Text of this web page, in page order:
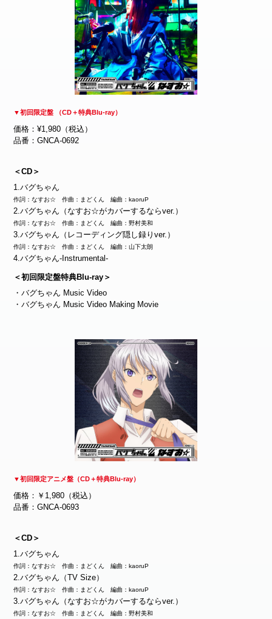
▼初回限定盤 （CD＋特典Blu-ray）
価格：¥1,980（税込）
品番：GNCA-0692
＜CD＞
1.バグちゃん
作詞：なすお☆ 作曲：まどくん 編曲：kaoruP
2.バグちゃん（なすお☆がカバーするならver.）
作詞：なすお☆ 作曲：まどくん 編曲：野村美和
3.バグちゃん（レコーディング隠し録りver.）
作詞：なすお☆ 作曲：まどくん 編曲：山下太朗
4.バグちゃん-Instrumental-
＜初回限定盤特典Blu-ray＞
・バグちゃん Music Video
・バグちゃん Music Video Making Movie
▼初回限定アニメ盤（CD＋特典Blu-ray）
価格：￥1,980（税込）
品番：GNCA-0693
＜CD＞
1.バグちゃん
作詞：なすお☆ 作曲：まどくん 編曲：kaoruP
2.バグちゃん（TV Size）
作詞：なすお☆ 作曲：まどくん 編曲：kaoruP
3.バグちゃん（なすお☆がカバーするならver.）
作詞：なすお☆ 作曲：まどくん 編曲：野村美和